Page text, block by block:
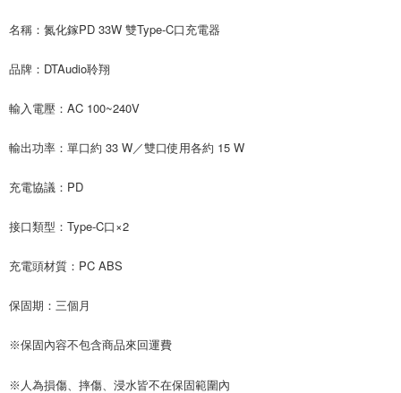
名稱：氮化鎵PD 33W 雙Type-C口充電器
品牌：DTAudio聆翔
輸入電壓：AC 100~240V
輸出功率：單口約 33 W／雙口使用各約 15 W
充電協議：PD
接口類型：Type-C口×2
充電頭材質：PC ABS
保固期：三個月
※保固內容不包含商品來回運費
※人為損傷、摔傷、浸水皆不在保固範圍內